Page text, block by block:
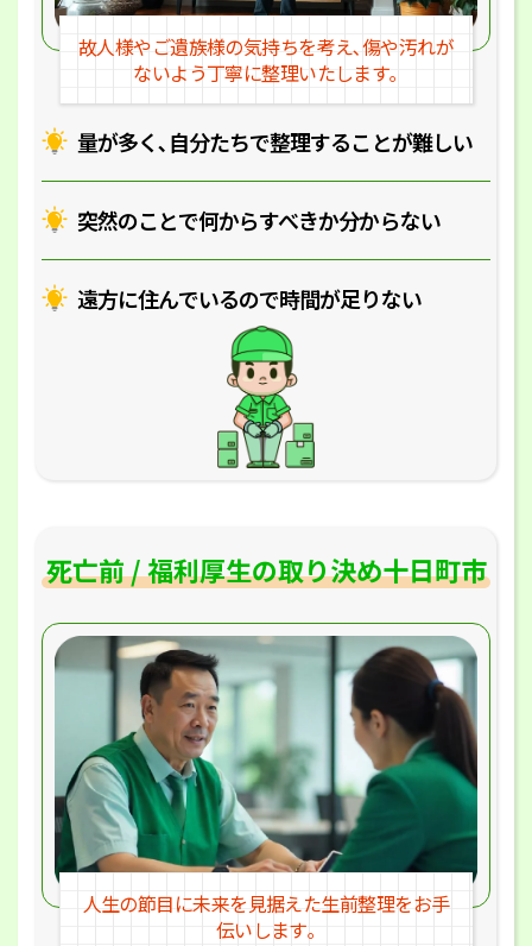
量が多く､自分たちで整理することが難しい
突然のことで何からすべきか分からない
遠方に住んでいるので時間が足りない
故人様やご遺族様の気持ちを考え､傷や汚れが
ないよう丁寧に整理いたします｡
死亡前 / 福利厚生の取り決め十日町市
人生の節目に未来を見据えた生前整理をお手
伝いします｡